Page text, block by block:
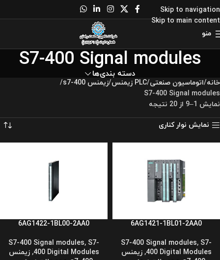
Skip to navigation
Skip to main content
منو
S7-400 Signal modules
دسته بندی‌ها
خانه اتوماسیون صنعتی PLC زیمنس
زیمنس s7-400
S7-400 Signal modules
نمایش 1–9 از 20 نتیجه
نمایش نوار کناری
6AG1421-1BL01-2AA0
S7-400 Signal modules, S7-
400 Digital Modules
,زیمنس
6AG1422-1BL00-2AA0
S7-400 Signal modules, S7-
400 Digital Modules
,زیمنس